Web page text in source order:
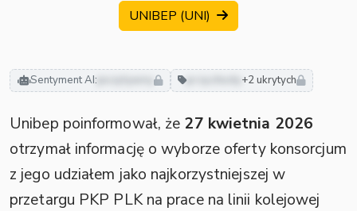
UNIBEP (UNI)
Sentyment AI: pozytywny przychody +2 ukrytych
Unibep poinformował, że 27 kwietnia 2026
otrzymał informację o wyborze oferty konsorcjum
z jego udziałem jako najkorzystniejszej w
przetargu PKP PLK na prace na linii kolejowej